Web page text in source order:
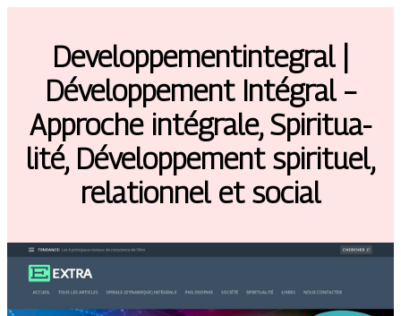
Develop­pe­mentinteg­ral |
Dévelop­pe­ment Intégral –
Approche intégrale, Spiritua­
lité, Dévelop­pe­ment spirituel,
relationnel et social